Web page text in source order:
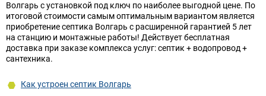
Волгарь с установкой под ключ по наиболее выгодной цене. По
итоговой стоимости самым оптимальным вариантом является
приобретение септика Волгарь с расширенной гарантией 5 лет
на станцию и монтажные работы! Действует бесплатная
доставка при заказе комплекса услуг: септик + водопровод +
сантехника.
Как устроен септик Волгарь